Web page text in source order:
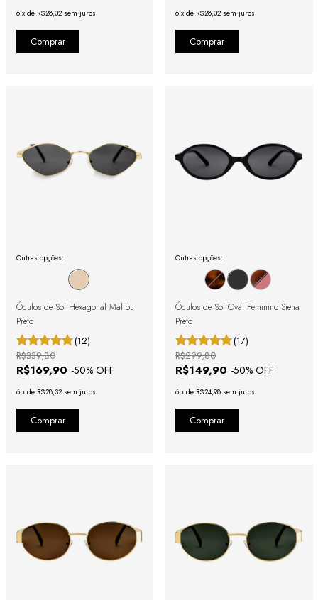
6 x de R$28,32 sem juros 6 x de R$28,32 sem juros
Outras opções:
Óculos de Sol Hexagonal Malibu
Preto
(12)
R$169,90 -50% OFF
R$339,80
6 x de R$28,32 sem juros
Outras opções:
Óculos de Sol Oval Feminino Siena
Preto
(17)
R$149,90 -50% OFF
R$299,80
6 x de R$24,98 sem juros